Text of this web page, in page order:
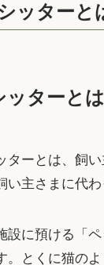
ッターと
ッターとは
ターとは、飼
い主さまに代
設に預ける「
。とくに猫の